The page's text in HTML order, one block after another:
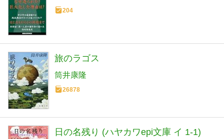
204
旅のラゴス
筒井康隆
26878
日の名残り (ハヤカワepi文庫 イ 1-1)